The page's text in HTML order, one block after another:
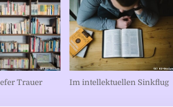
Trauer Im intellektuellen Sinkflug